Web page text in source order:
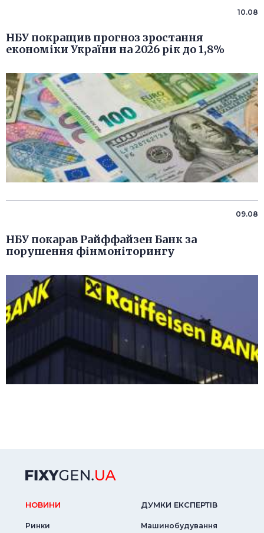
10.08
НБУ покращив прогноз зростання
економіки України на 2026 рік до 1,8%
09.08
НБУ покарав Райффайзен Банк за
порушення фінмоніторингу
НОВИНИ
Ринки
ДУМКИ ЕКСПЕРТIВ
Машинобудування